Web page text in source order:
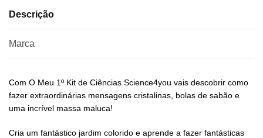
Descrição
Marca
Com O Meu 1º Kit de Ciências Science4you vais descobrir como
fazer extraordinárias mensagens cristalinas, bolas de sabão e
uma incrível massa maluca!
Cria um fantástico jardim colorido e aprende a fazer fantásticas